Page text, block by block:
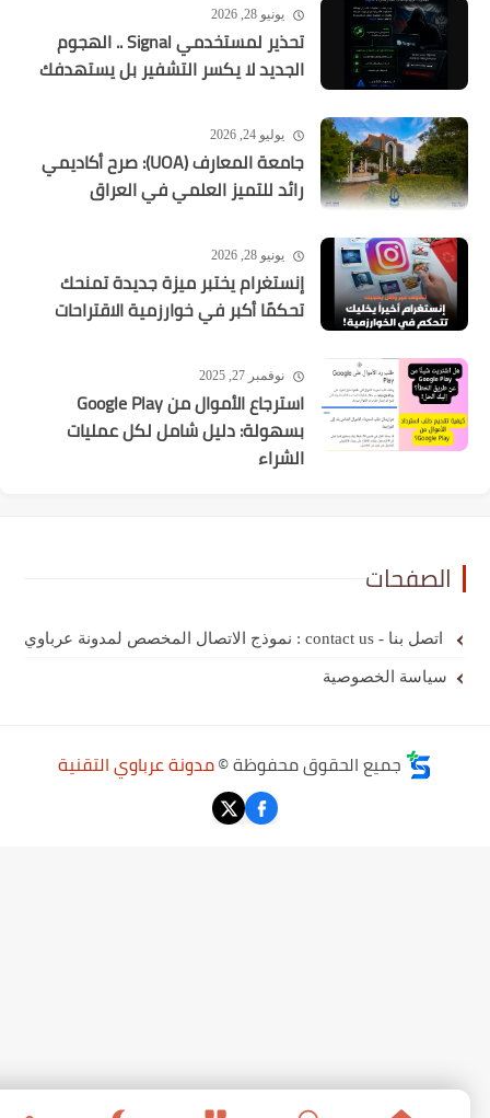
يونيو 28, 2026
تحذير لمستخدمي Signal .. الهجوم
الجديد لا يكسر التشفير بل يستهدفك
يوليو 24, 2026
جامعة المعارف (UOA): صرح أكاديمي
رائد للتميز العلمي في العراق
يونيو 28, 2026
إنستغرام يختبر ميزة جديدة تمنحك
تحكمًا أكبر في خوارزمية الاقتراحات
نوفمبر 27, 2025
استرجاع الأموال من Google Play
بسهولة: دليل شامل لكل عمليات
الشراء
الصفحات
اتصل بنا - contact us : نموذج الاتصال المخصص لمدونة عرباوي
سياسة الخصوصية
جميع الحقوق محفوظة ©مدونة عرباوي التقنية